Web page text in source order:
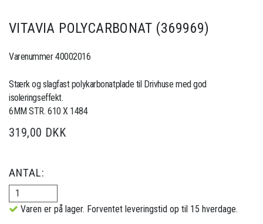
VITAVIA POLYCARBONAT (369969)
Varenummer 40002016
Stærk og slagfast polykarbonatplade til Drivhuse med god
isoleringseffekt.
6MM STR. 610 X 1484
319,00 DKK
ANTAL:
Varen er på lager. Forventet leveringstid op til 15 hverdage.